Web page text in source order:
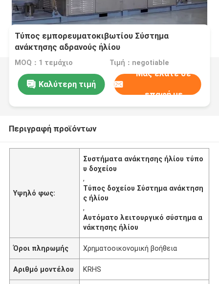
Τύπος εμπορευματοκιβωτίου Σύστημα
ανάκτησης αδρανούς ήλίου
MOQ：1 τεμάχιο Τιμή：negotiable
Καλύτερη τιμή
Μας ελάτε σε
επαφή με
Περιγραφή προϊόντων
Υψηλό φως:
Συστήματα ανάκτησης ήλίου τύπο
υ δοχείου
,
Τύπος δοχείου Σύστημα ανάκτηση
ς ήλίου
,
Αυτόματο λειτουργικό σύστημα α
νάκτησης ήλίου
Όροι πληρωμής Χρηματοοικονομική βοήθεια
Αριθμό μοντέλου KRHS